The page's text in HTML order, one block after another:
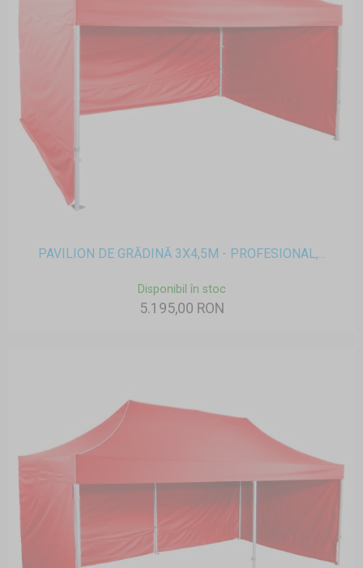
PAVILION DE GRĂDINĂ 3X4,5M - PROFESIONAL,...
Disponibil în stoc
5.195,00 RON